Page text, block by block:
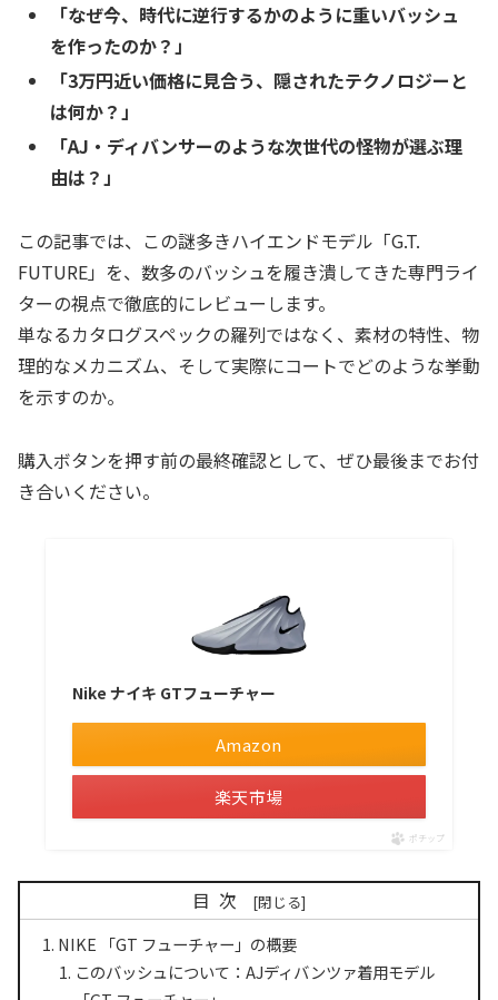
「なぜ今、時代に逆行するかのように重いバッシュ
を作ったのか？」
「3万円近い価格に見合う、隠されたテクノロジーと
は何か？」
「AJ・ディバンサーのような次世代の怪物が選ぶ理
由は？」
この記事では、この謎多きハイエンドモデル「G.T.
FUTURE」を、数多のバッシュを履き潰してきた専門ライ
ターの視点で徹底的にレビューします。
単なるカタログスペックの羅列ではなく、素材の特性、物
理的なメカニズム、そして実際にコートでどのような挙動
を示すのか。
購入ボタンを押す前の最終確認として、ぜひ最後までお付
き合いください。
Nike ナイキ GTフューチャー
Amazon
楽天市場
ポチップ
目次
NIKE 「GT フューチャー」の概要
このバッシュについて：AJディバンツァ着用モデル